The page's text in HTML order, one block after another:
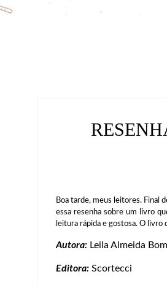
Boa tarde, meus leitores. Final
essa resenha sobre um livro
leitura rápida e gostosa. O livro
Autora: Leila Almeida
Editora: Scortecci